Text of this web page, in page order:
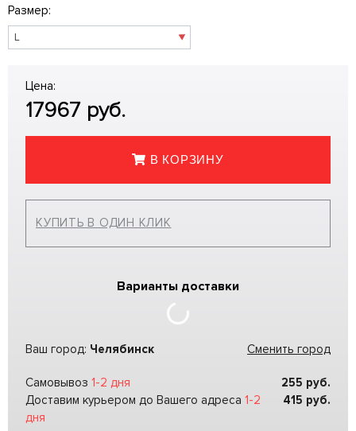
Размер:
Цена:
17967 руб.
В КОРЗИНУ
КУПИТЬ В ОДИН КЛИК
Варианты доставки
Ваш город: Челябинск Сменить город
Самовывоз 1-2 дня 255 руб.
Доставим курьером до Вашего адреса 1-2
дня
415 руб.